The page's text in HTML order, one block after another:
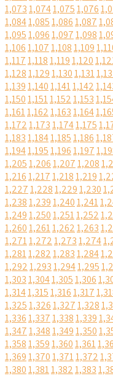
1,0731,0741,0751,076
1,0841,0851,0861,087
1,0951,0961,0971,098
1,1061,1071,1081,109
1,1171,1181,1191,120
1,1281,1291,1301,131
1,1391,1401,1411,142
1,1501,1511,1521,153
1,1611,1621,1631,164
1,1721,1731,1741,175
1,1831,1841,1851,186
1,1941,1951,1961,197
1,2051,2061,2071,208
1,2161,2171,2181,219
1,2271,2281,2291,230
1,2381,2391,2401,241
1,2491,2501,2511,252
1,2601,2611,2621,263
1,2711,2721,2731,274
1,2811,2821,2831,284
1,2921,2931,2941,295
1,3031,3041,3051,306
1,3141,3151,3161,317
1,3251,3261,3271,328
1,3361,3371,3381,339
1,3471,3481,3491,350
1,3581,3591,3601,361
1,3691,3701,3711,372
1,3801,3811,3821,383